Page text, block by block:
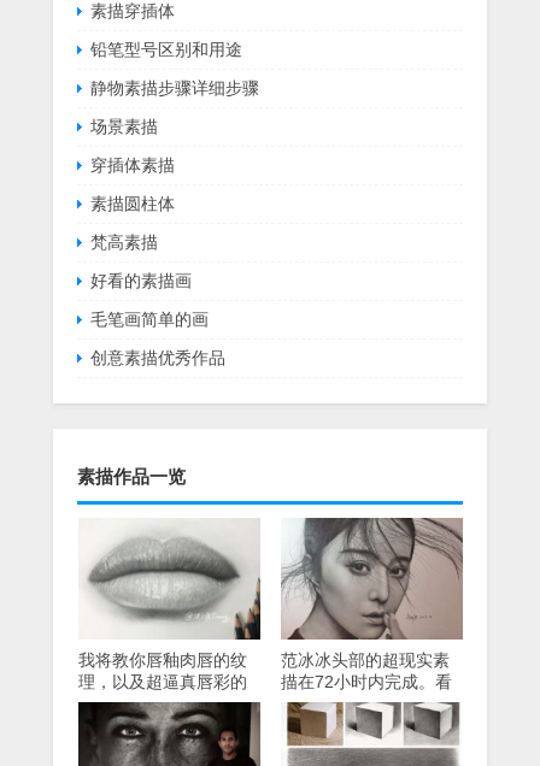
素描穿插体
铅笔型号区别和用途
静物素描步骤详细步骤
场景素描
穿插体素描
素描圆柱体
梵高素描
好看的素描画
毛笔画简单的画
创意素描优秀作品
素描作品一览
我将教你唇釉肉唇的纹
理，以及超逼真唇彩的
视频教程。
范冰冰头部的超现实素
描在72小时内完成。看
完之后，网民们大声要
求鞠躬，成为老师！